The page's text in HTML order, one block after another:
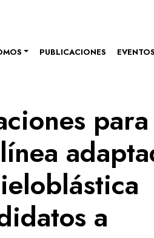
Pasar al contenido
principal
PUBLICACIONES EVENTOS
a